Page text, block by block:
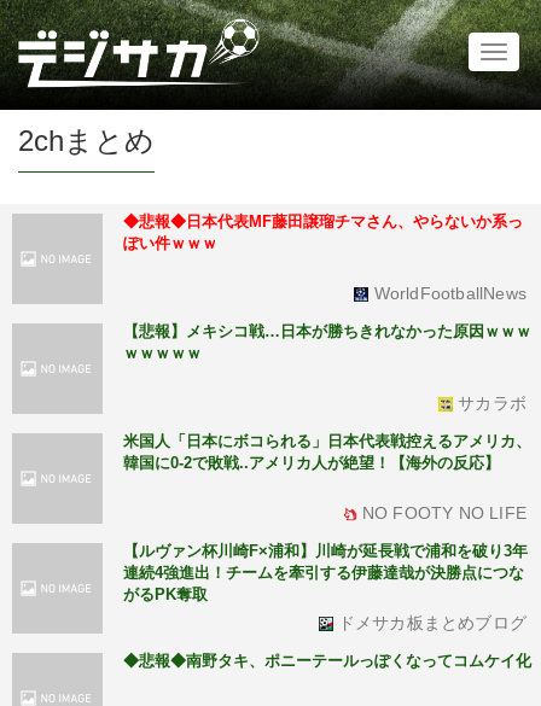
2chまとめ
◆悲報◆日本代表MF藤田譲瑠チマさん、やらないか系っ
ぽい件ｗｗｗ
WorldFootballNews
【悲報】メキシコ戦…日本が勝ちきれなかった原因ｗｗｗ
ｗｗｗｗｗ
サカラボ
米国人「日本にボコられる」日本代表戦控えるアメリカ、
韓国に0-2で敗戦..アメリカ人が絶望！【海外の反応】
NO FOOTY NO LIFE
【ルヴァン杯川崎F×浦和】川崎が延長戦で浦和を破り3年
連続4強進出！チームを牽引する伊藤達哉が決勝点につな
がるPK奪取
ドメサカ板まとめブログ
◆悲報◆南野タキ、ポニーテールっぽくなってコムケイ化